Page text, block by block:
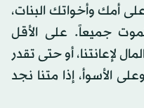
أمك وأخواتك البنات،
جميعاً. على الأقل
لإعانتنا، أو حتى تقدر
الأسوأ، إذا متنا نجد